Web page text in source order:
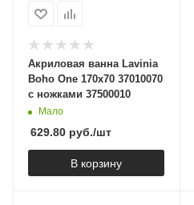
Акриловая ванна Lavinia
Boho One 170x70 37010070
с ножками 37500010
Мало
629.80 руб./шт
В корзину